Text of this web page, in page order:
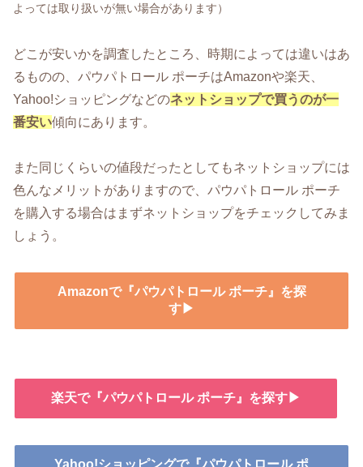
よっては取り扱いが無い場合があります）
どこが安いかを調査したところ、時期によっては違いはあ
るものの、パウパトロール ポーチはAmazonや楽天、
Yahoo!ショッピングなどのネットショップで買うのが一
番安い傾向にあります。
また同じくらいの値段だったとしてもネットショップには
色んなメリットがありますので、パウパトロール ポーチ
を購入する場合はまずネットショップをチェックしてみま
しょう。
Amazonで『パウパトロール ポーチ』を探
す▶
楽天で『パウパトロール ポーチ』を探す▶
Yahoo!ショッピングで『パウパトロール ポ